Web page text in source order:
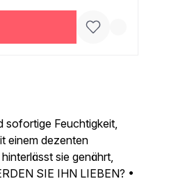
sofortige Feuchtigkeit,
einem dezenten
sie genährt,
SIE IHN LIEBEN? •